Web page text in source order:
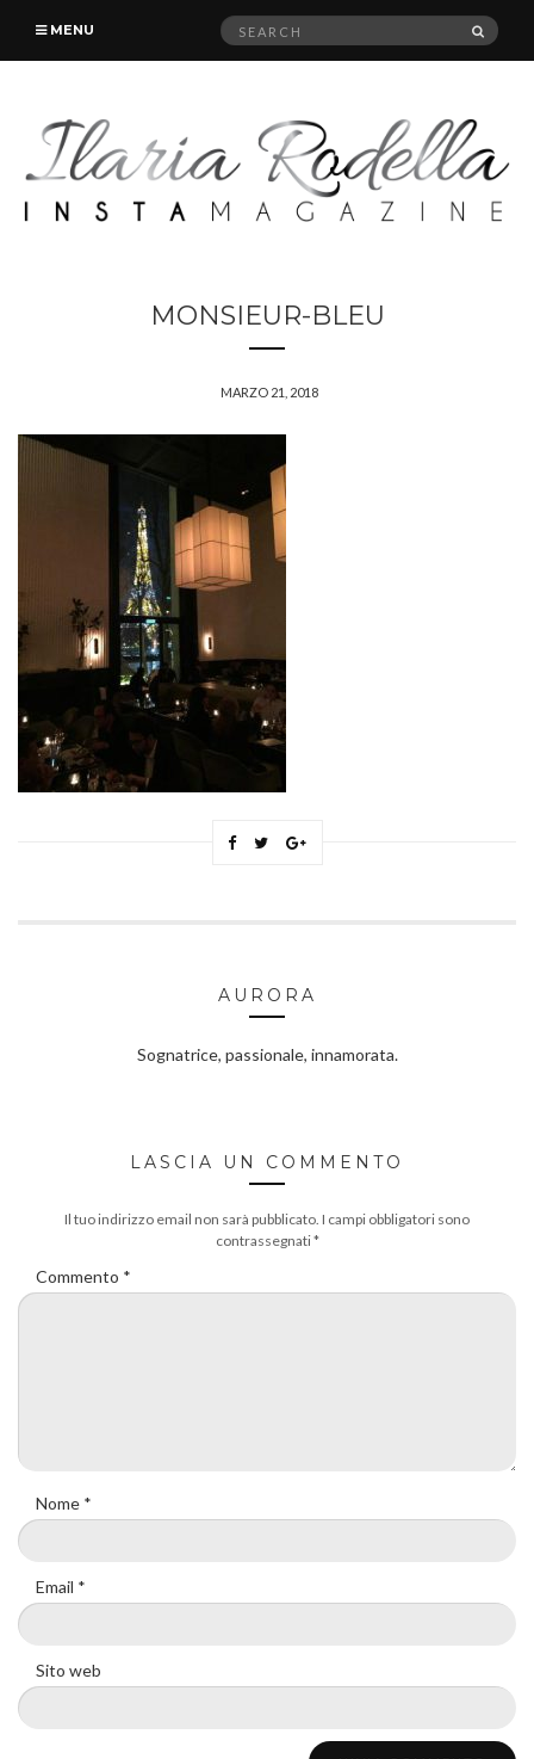
MENU
Search
MONSIEUR-BLEU
MARZO 21, 2018
AURORA
Sognatrice, passionale, innamorata.
LASCIA UN COMMENTO
Il tuo indirizzo email non sarà pubblicato. I campi obbligatori sono
contrassegnati*
Commento *
Nome *
Email *
Sito web